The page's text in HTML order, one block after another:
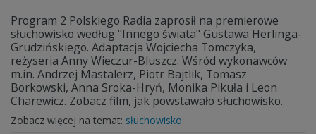
Program 2 Polskiego Radia zaprosił na premierowe
słuchowisko według "Innego świata" Gustawa Herlinga-
Grudzińskiego. Adaptacja Wojciecha Tomczyka,
reżyseria Anny Wieczur-Bluszcz. Wśród wykonawców
m.in. Andrzej Mastalerz, Piotr Bajtlik, Tomasz
Borkowski, Anna Sroka-Hryń, Monika Pikuła i Leon
Charewicz. Zobacz film, jak powstawało słuchowisko.
Zobacz więcej na temat: słuchowisko